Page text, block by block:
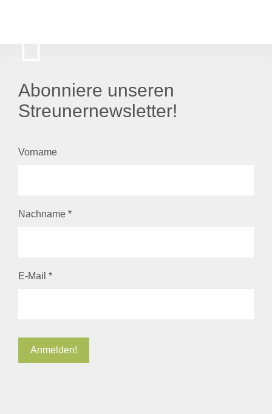
Abonniere unseren
Streunernewsletter!
Vorname
Nachname *
E-Mail *